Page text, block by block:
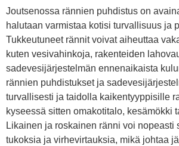
Joutsenossa rännien puhdistus on
halutaan varmistaa kotisi turvallisuus ja
Tukkeutuneet rännit voivat aiheuttaa
kuten vesivahinkoja, rakenteiden
sadevesijärjestelmän ennenaikaista
rännien puhdistukset ja
turvallisesti ja taidolla kaikentyyppisille
kyseessä sitten omakotitalo, kesämökki
Likainen ja roskainen ränni voi nopeasti
tukoksia ja virhevirtauksia, mikä johtaa